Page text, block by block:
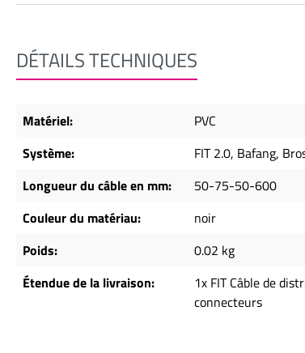
DÉTAILS TECHNIQUES
Matériel:
PVC
Système:
FIT 2.0, Bafang,
Longueur du câble en mm:
50-75-50-600
Couleur du matériau:
noir
Poids:
0.02 kg
Étendue de la livraison:
1x FIT Câble de
connecteurs